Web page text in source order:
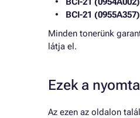
BCI-21 (0955A357)
Minden tonerünk
látja el.
Ezek a
Az ezen az oldalon